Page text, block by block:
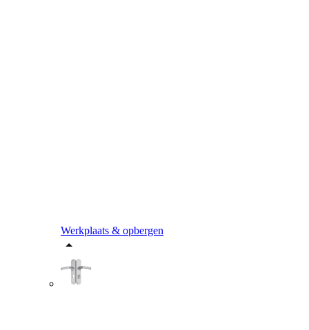
Werkplaats & opbergen